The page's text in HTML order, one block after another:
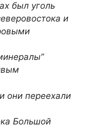
был уголь
и
они переехали
Большой